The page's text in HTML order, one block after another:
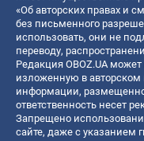
«Об авторских правах и
без письменного
использовать, они не
переводу,
Редакция OBOZ.UA
изложенную в авторском
информации,
ответственность несет
Запрещено
сайте, даже с указанием